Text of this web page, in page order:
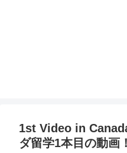
1st Video in
ダ留学1本目の動画！